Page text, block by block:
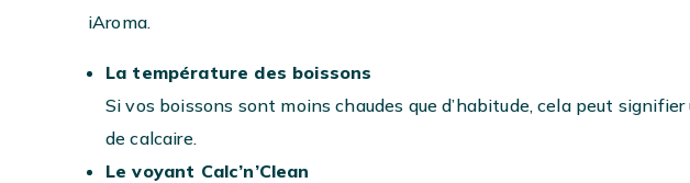
iAroma.
La température des boissons
Si vos boissons sont moins chaudes que d’habitude, cela peut signifier
de calcaire.
Le voyant Calc’n’Clean